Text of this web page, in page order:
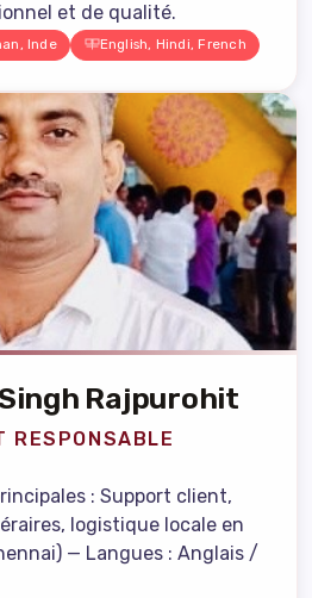
et de qualité.
Inde English, Hindi, French
Rajpurohit
RESPONSABLE
: Support client,
logistique locale en
— Langues : Anglais /